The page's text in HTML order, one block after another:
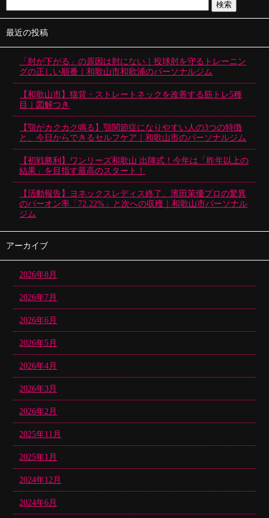
最近の投稿
「肘が下がる」の原因は肘にない｜投球肘を守るトレーニン
グの正しい順番｜和歌山市和歌浦のパーソナルジム
【和歌山市】猫背・ストレートネックを改善する筋トレ5種
目｜図解つき
【顎がカクカク鳴る】顎関節症になりやすい人の3つの特徴
と、今日からできるセルフケア｜和歌山市のパーソナルジム
【初戦勝利】ワンリーズ和歌山 出陣式！今年は「昨年以上の
結果」を目指す最高のスタート！
【活動報告】ヨネックスレディス終了。濱田茉優プロの驚異
のパーオン率「72.22%」と次への収穫｜和歌山市パーソナル
ジム
アーカイブ
2026年8月
2026年7月
2026年6月
2026年5月
2026年4月
2026年3月
2026年2月
2025年11月
2025年1月
2024年12月
2024年6月